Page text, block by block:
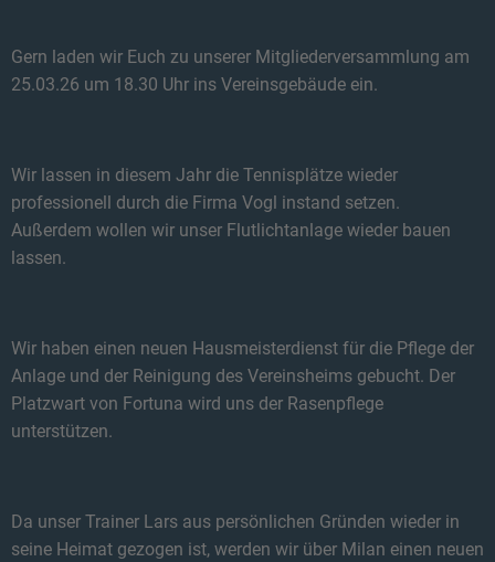
Gern laden wir Euch zu unserer Mitgliederversammlung am
25.03.26 um 18.30 Uhr ins Vereinsgebäude ein.
Wir lassen in diesem Jahr die Tennisplätze wieder
professionell durch die Firma Vogl instand setzen.
Außerdem wollen wir unser Flutlichtanlage wieder bauen
lassen.
Wir haben einen neuen Hausmeisterdienst für die Pflege der
Anlage und der Reinigung des Vereinsheims gebucht. Der
Platzwart von Fortuna wird uns der Rasenpflege
unterstützen.
Da unser Trainer Lars aus persönlichen Gründen wieder in
seine Heimat gezogen ist, werden wir über Milan einen neuen